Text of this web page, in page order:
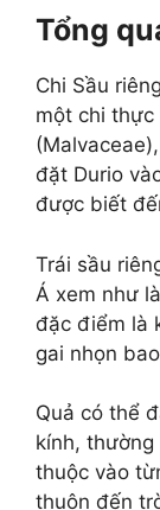
Tổng
Chi Sầu
một chi thực
đặt Durio
được biết
Trái sầu
Á xem như
đặc điểm là
gai nhọn
Quả có thể
kính,
thuộc vào
thuôn đến